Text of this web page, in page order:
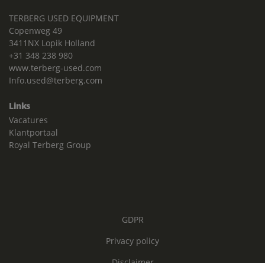
TERBERG USED EQUIPMENT
Copenweg 49
3411NX Lopik Holland
+31 348 238 980
www.terberg-used.com
Info.used@terberg.com
Links
Vacatures
Klantportaal
Royal Terberg Group
GDPR
Privacy policy